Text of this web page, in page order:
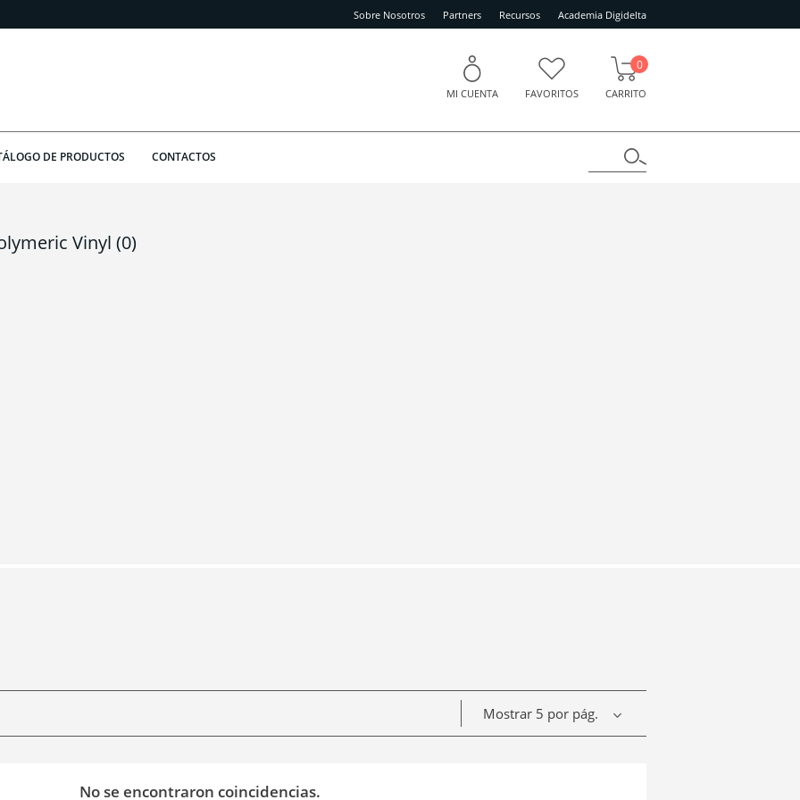
Sobre Nosotros Partners Recursos Academia Digidelta
MI CUENTA FAVORITOS CARRITO
0
DE PRODUCTOS CONTACTOS
Vinyl (0)
Mostrar 5 por pág.
No se encontraron coincidencias.